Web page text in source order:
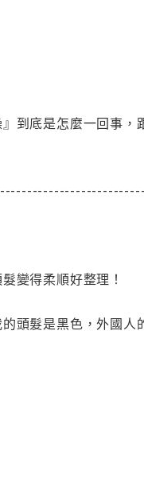
到底是怎麼一回事
變得柔順好整理！
頭髮是黑色，外國人